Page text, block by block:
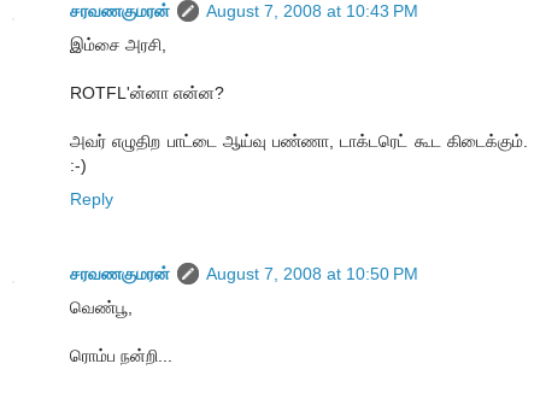
சரவணகுமரன்
August 7, 2008 at 10:43 PM
இம்சை அரசி,
ROTFL'ன்னா என்ன?
அவர் எழுதிற பாட்டை ஆய்வு பண்ணா, டாக்டரெட் கூட கிடைக்கும்.
:-)
Reply
சரவணகுமரன்
August 7, 2008 at 10:50 PM
வெண்பூ,
ரொம்ப நன்றி...